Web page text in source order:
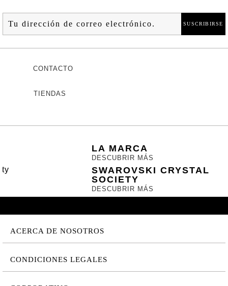
CONTACTO
TIENDAS
LA MARCA
DESCUBRIR MÁS
SWAROVSKI CRYSTAL
SOCIETY
DESCUBRIR MÁS
ACERCA DE NOSOTROS
CONDICIONES LEGALES